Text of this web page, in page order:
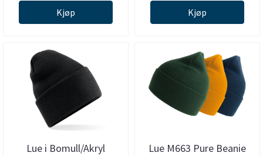
Kjøp Kjøp
Lue i Bomull/Akryl
Lue M663 Pure Beanie